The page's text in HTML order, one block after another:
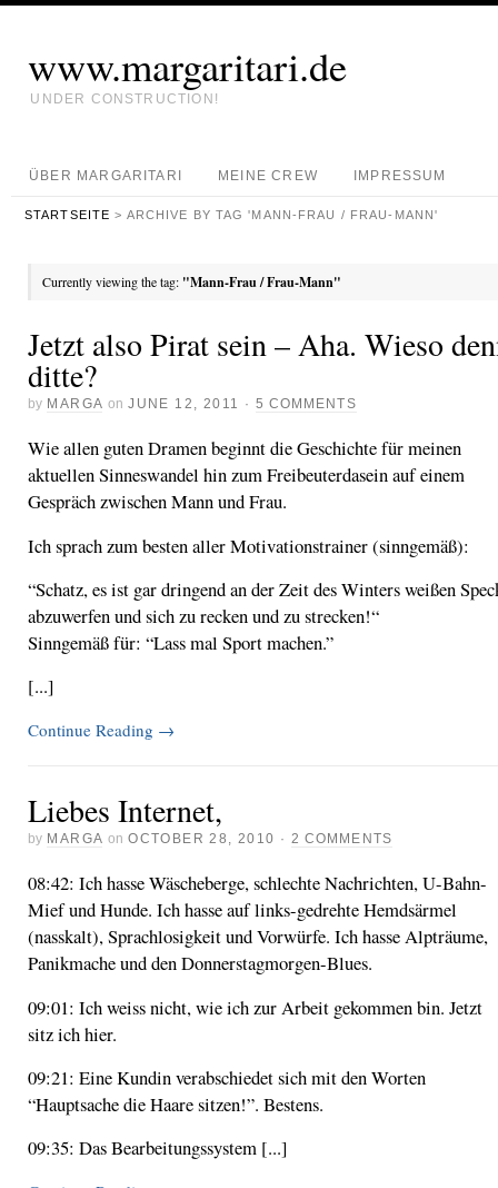
www.margaritari.de
UNDER CONSTRUCTION!
ÜBER MARGARITARI MEINE CREW IMPRESSUM
STARTSEITE > ARCHIVE BY TAG 'MANN-FRAU / FRAU-MANN'
Currently viewing the tag: "Mann-Frau / Frau-Mann"
Jetzt also Pirat sein – Aha. Wieso
ditte?
by MARGA on JUNE 12, 2011 · 5 COMMENTS
Wie allen guten Dramen beginnt die Geschichte für meinen
aktuellen Sinneswandel hin zum Freibeuterdasein auf einem
Gespräch zwischen Mann und Frau.
Ich sprach zum besten aller Motivationstrainer (sinngemäß):
“Schatz, es ist gar dringend an der Zeit des Winters weißen
abzuwerfen und sich zu recken und zu strecken!“
Sinngemäß für: “Lass mal Sport machen.”
[...]
Continue Reading →
Liebes Internet,
by MARGA on OCTOBER 28, 2010 · 2 COMMENTS
08:42: Ich hasse Wäscheberge, schlechte Nachrichten, U-Bahn-
Mief und Hunde. Ich hasse auf links-gedrehte Hemdsärmel
(nasskalt), Sprachlosigkeit und Vorwürfe. Ich hasse Alpträume,
Panikmache und den Donnerstagmorgen-Blues.
09:01: Ich weiss nicht, wie ich zur Arbeit gekommen bin. Jetzt
sitz ich hier.
09:21: Eine Kundin verabschiedet sich mit den Worten
“Hauptsache die Haare sitzen!”. Bestens.
09:35: Das Bearbeitungssystem [...]